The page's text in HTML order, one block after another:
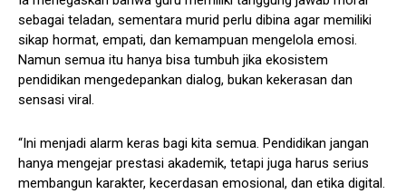
sebagai teladan, sementara murid perlu dibina agar memiliki
sikap hormat, empati, dan kemampuan mengelola emosi.
Namun semua itu hanya bisa tumbuh jika ekosistem
pendidikan mengedepankan dialog, bukan kekerasan dan
sensasi viral.
“Ini menjadi alarm keras bagi kita semua. Pendidikan jangan
hanya mengejar prestasi akademik, tetapi juga harus serius
membangun karakter, kecerdasan emosional, dan etika digital.